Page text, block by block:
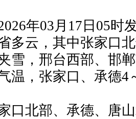
年03月17日05时
多云，其中张家口
雪，邢台西部、邯
温，张家口、承德
口北部、承德、唐